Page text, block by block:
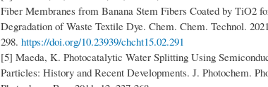
Fiber Membranes from Banana Stem Fibers Coated by TiO2
Degradation of Waste Textile Dye. Chem. Chem. Technol.
298. https://doi.org/10.23939/chcht15.02.291
[5] Maeda, K. Photocatalytic Water Splitting Using
Particles: History and Recent Developments. J. Photochem.